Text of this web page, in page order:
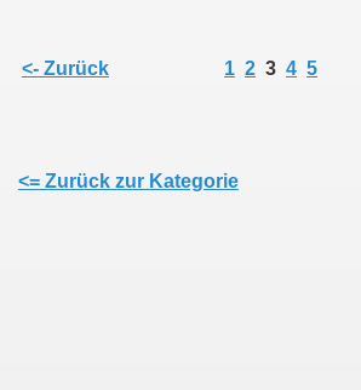
<- Zurück 1 2 3 4 5
<= Zurück zur Kategorie